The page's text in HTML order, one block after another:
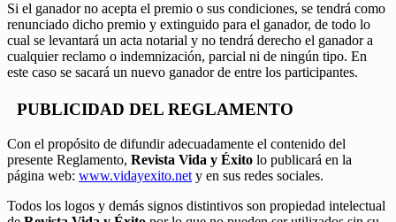
Si el ganador no acepta el premio o sus condiciones, se tendrá como
renunciado dicho premio y extinguido para el ganador, de todo lo
cual se levantará un acta notarial y no tendrá derecho el ganador a
cualquier reclamo o indemnización, parcial ni de ningún tipo. En
este caso se sacará un nuevo ganador de entre los participantes.
PUBLICIDAD DEL REGLAMENTO
Con el propósito de difundir adecuadamente el contenido del
presente Reglamento, Revista Vida y Éxito lo publicará en la
página web: www.vidayexito.net y en sus redes sociales.
Todos los logos y demás signos distintivos son propiedad intelectual